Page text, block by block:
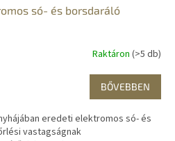
só- és borsdaráló
Raktáron (>5 db)
BŐVEBBEN
eredeti elektromos só- és
vastagságnak